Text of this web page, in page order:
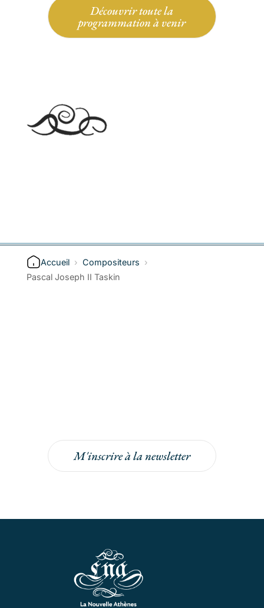
Découvrir toute la
programmation à venir
Accueil › Compositeurs ›
Pascal Joseph II Taskin
M'inscrire à la newsletter